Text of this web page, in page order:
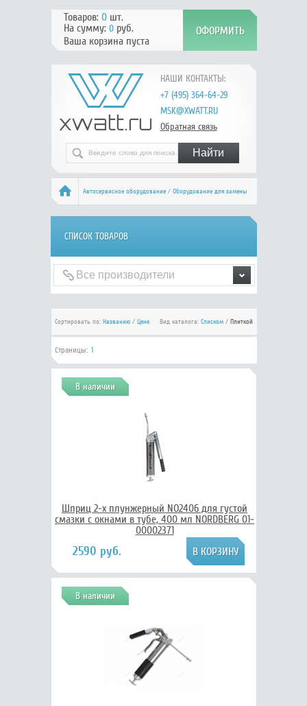
НАШИ КОНТАКТЫ:
+7 (495) 364-64-29
MSK@XWATT.RU
Обратная связь
Товаров: 0шт.
На сумму: 0руб.
Ваша корзина пуста
Автосервисное оборудование/ Оборудование для замены
жидкостей/ Шприцы плунжерные
СПИСОК ТОВАРОВ
Сортировать по: Названию/ Цене Вид каталога: Списком/ Плиткой
Страницы: 1
В наличии
Шприц 2-х плунжерный NO2406 для густой
смазки с окнами в тубе, 400 мл NORDBERG 01-
00002371
2590 руб.
В наличии